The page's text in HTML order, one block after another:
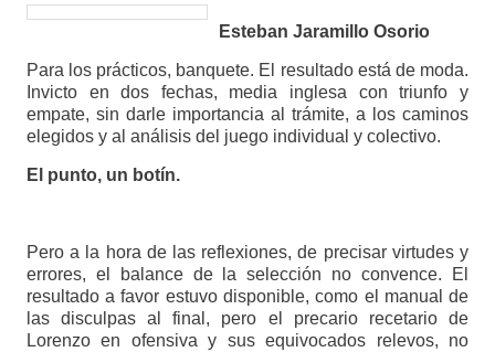
Esteban Jaramillo Osorio
Para los prácticos, banquete. El resultado está de moda.
Invicto en dos fechas, media inglesa con triunfo y
empate, sin darle importancia al trámite, a los caminos
elegidos y al análisis del juego individual y colectivo.
El punto, un botín.
Pero a la hora de las reflexiones, de precisar virtudes y
errores, el balance de la selección no convence. El
resultado a favor estuvo disponible, como el manual de
las disculpas al final, pero el precario recetario de
Lorenzo en ofensiva y sus equivocados relevos, no